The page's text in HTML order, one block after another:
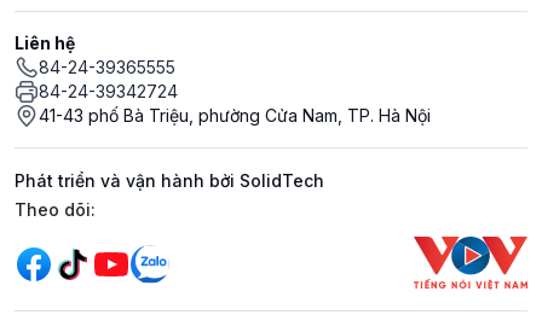
Liên hệ
84-24-39365555
84-24-39342724
41-43 phố Bà Triệu, phường Cửa Nam, TP. Hà Nội
Phát triển và vận hành bởi SolidTech
Mạng xã hội
Theo dõi: